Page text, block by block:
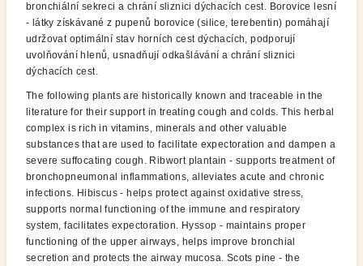
bronchiální sekreci a chrání sliznici dýchacích cest. Borovice lesní
- látky získávané z pupenů borovice (silice, terebentin) pomáhají
udržovat optimální stav horních cest dýchacích, podporují
uvolňování hlenů, usnadňují odkašlávání a chrání sliznici
dýchacích cest.
The following plants are historically known and traceable in the
literature for their support in treating cough and colds. This herbal
complex is rich in vitamins, minerals and other valuable
substances that are used to facilitate expectoration and dampen a
severe suffocating cough. Ribwort plantain - supports treatment of
bronchopneumonal inflammations, alleviates acute and chronic
infections. Hibiscus - helps protect against oxidative stress,
supports normal functioning of the immune and respiratory
system, facilitates expectoration. Hyssop - maintains proper
functioning of the upper airways, helps improve bronchial
secretion and protects the airway mucosa. Scots pine - the